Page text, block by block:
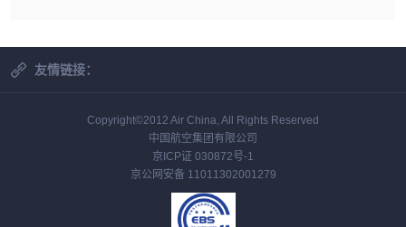
友情链接：
Copyright©2012 Air China, All Rights Reserved
中国航空集团有限公司
京ICP证 030872号-1
京公网安备 11011302001279